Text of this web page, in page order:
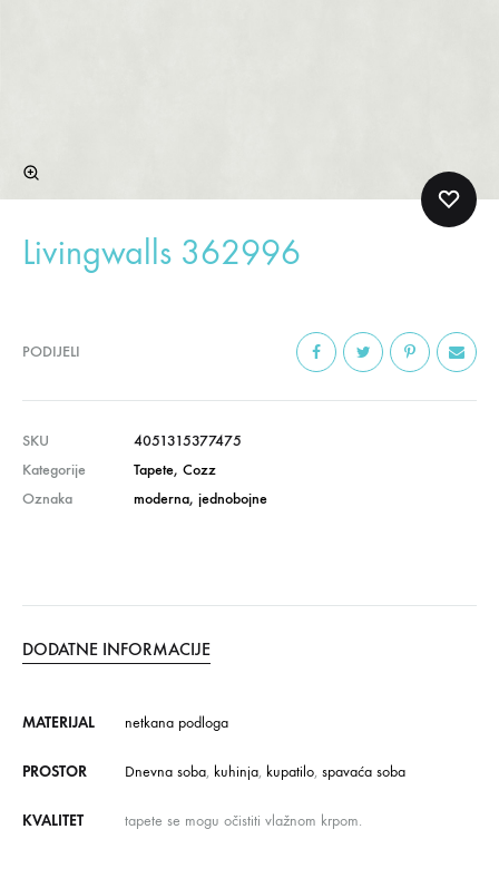
Livingwalls 362996
PODIJELI
SKU
4051315377475
Kategorije
Tapete, Cozz
Oznaka
moderna, jednobojne
DODATNE INFORMACIJE
MATERIJAL netkana podloga
PROSTOR Dnevna soba, kuhinja, kupatilo, spavaća soba
KVALITET tapete se mogu očistiti vlažnom krpom.